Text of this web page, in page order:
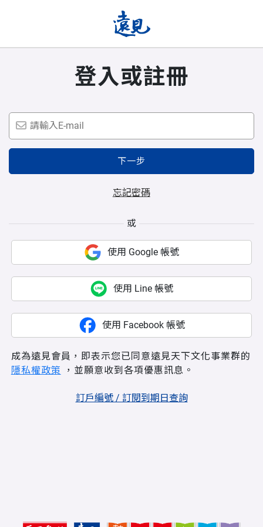
登入或註冊
下一步
忘記密碼
或
使用 Google 帳號
使用 Line 帳號
使用 Facebook 帳號
成為遠見會員，即表示您已同意遠見天下文化事業群的
隱私權政策 ，並願意收到各項優惠訊息。
訂戶編號 / 訂閱到期日查詢